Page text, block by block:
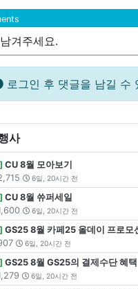
겨주세요.
로그인 후 댓글을 남길 수
사
CU 8월 모아보기
6일, 20시간 전
CU 8월 쓔퍼세일
6일, 20시간 전
GS25 8월 카페25 올데이 프로모
6일, 20시간 전
GS25 8월 GS25의 결제수단 혜택
6일, 20시간 전